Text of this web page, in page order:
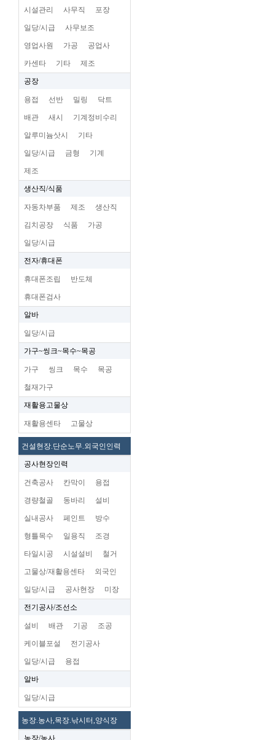
시설관리 사무직 포장
일당/시급 사무보조
영업사원 가공 공업사
카센타 기타 제조
공장
용접 선반 밀링 닥트
배관 새시 기계정비수리
알루미늄삿시 기타
일당/시급 금형 기계
제조
생산직/식품
자동차부품 제조 생산직
김치공장 식품 가공
일당/시급
전자/휴대폰
휴대폰조립 반도체
휴대폰검사
알바
일당/시급
가구~씽크~목수~목공
가구 씽크 목수 목공
철재가구
재활용고물상
재활용센타 고물상
건설현장.단순노무.외국인인력
공사현장인력
건축공사 칸막이 용접
경량철골 동바리 설비
실내공사 페인트 방수
형틀목수 일용직 조경
타일시공 시설설비 철거
고물상/재활용센타 외국인
일당/시급 공사현장 미장
전기공사/조선소
설비 배관 기공 조공
케이블포설 전기공사
일당/시급 용접
알바
일당/시급
농장.농사,목장.낚시터,양식장
농장/농사